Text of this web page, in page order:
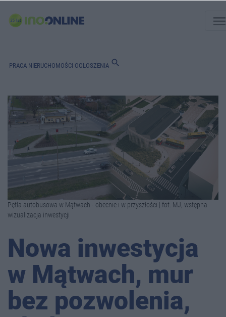
PRACA NIERUCHOMOŚCI OGŁOSZENIA search
Pętla autobusowa w Mątwach - obecnie i w przyszłości | fot. MJ, wstępna
wizualizacja inwestycji
Nowa inwestycja
w Mątwach, mur
bez pozwolenia,